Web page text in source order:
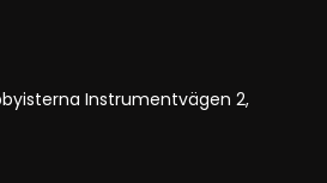
Instrumentvägen 2,